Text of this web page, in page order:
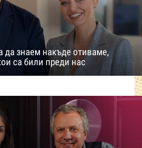
знаем накъде отиваме,
са били преди нас